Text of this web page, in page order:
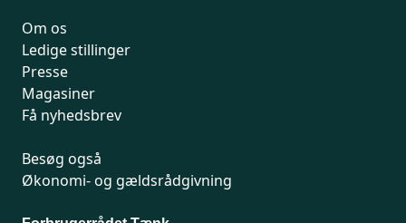
Om os
Ledige stillinger
Presse
Magasiner
Få nyhedsbrev
Besøg også
Økonomi- og gældsrådgivning